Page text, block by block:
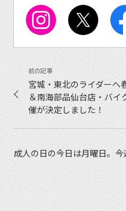
宮城・東北のライダーへ
＆南海部品仙台店・バ
催が決定しました！
成人の日の今日は月曜日。